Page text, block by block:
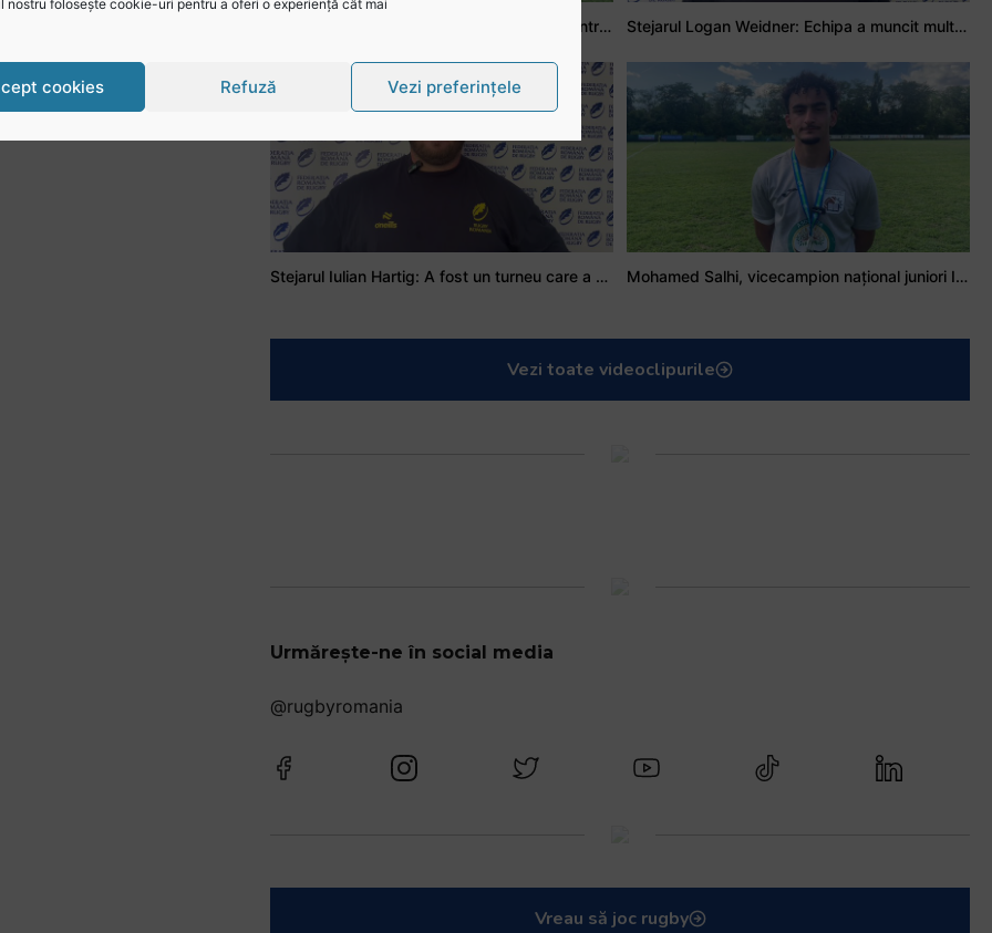
nostru folosește cookie-uri pentru a oferi o experiență cât mai
cookies Refuză Vezi preferințele
Adrian Țală: Visul meu este să debutez pentru România Stejarul Logan Weidner: Echipa a muncit mult, iar asta se va vedea în meciurile de la Nations Cup
Stejarul Iulian Hartig: A fost un turneu care a unit mai mult echipa Mohamed Salhi, vicecampion național juniori I: Rugby-ul te învață să accepți și înfrângerile
Vezi toate videoclipurile
Urmărește-ne în social media
@rugbyromania
Vreau să joc rugby